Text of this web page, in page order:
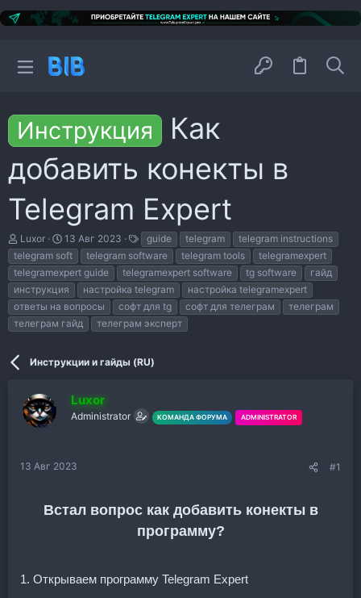
Инструкция
Как
добавить конекты в
Telegram Expert
А
в
т
о
р
т
е
м
Luxor
Д
а
т
а
н
а
ч
а
13 Авг 2023
е
г
и
guide telegram
telegram instructions
telegram soft
telegram software telegram tools
telegramexpert
telegramexpert guide
telegramexpert software tg software
гайд
инструкция
настройка telegram
настройка telegramexpert
ответы на вопросы
софт для tg софт для телеграм
телеграм
телеграм гайд
телеграм эксперт
Инструкции и гайды (RU)
Luxor
Administrator КОМАНДА ФОРУМА ADMINISTRATOR
13 Авг 2023 #1
Встал вопрос как добавить конекты в
программу?
1. Открываем программу Telegram Expert